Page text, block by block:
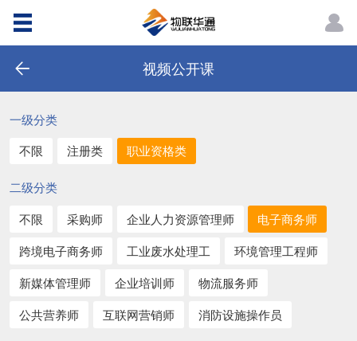
视频公开课
一级分类
不限
注册类 职业资格类
二级分类
不限
采购师 企业人力资源管理师
电子商务师
跨境电子商务师
工业废水处理工
环境管理工程师
新媒体管理师
企业培训师
物流服务师
公共营养师
互联网营销师 消防设施操作员